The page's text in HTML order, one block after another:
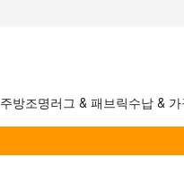
주방조명러그 & 패브릭수납 & 가